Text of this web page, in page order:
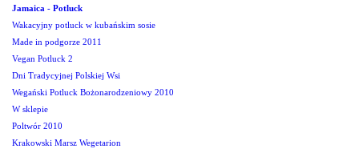
Jamaica - Potluck
Wakacyjny potluck w kubańskim sosie
Made in podgorze 2011
Vegan Potluck 2
Dni Tradycyjnej Polskiej Wsi
Wegański Potluck Bożonarodzeniowy 2010
W sklepie
Poltwór 2010
Krakowski Marsz Wegetarion